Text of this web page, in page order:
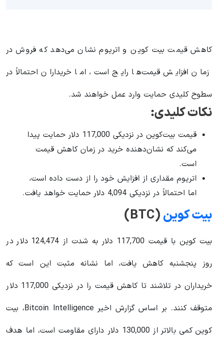
کاهش قیمت بیت‌ کوین و اتریوم نشان می‌دهد که فروش در
زمان افزایش قیمت‌ها رایج است، اما خریداران احتمالاً در
سطوح کلیدی حمایت وارد عمل خواهند شد.
نکات کلیدی:
قیمت بیت‌کوین در نزدیکی 117,000 دلار حمایت پیدا
می‌کند که نشان‌دهنده خرید در زمان کاهش قیمت
است.
اتریوم مقداری از افزایش خود را از دست داده است،
اما احتمالاً در نزدیکی 4,094 دلار حمایت خواهد یافت.
بیت ‌کوین(
BTC
)
بیت‌ کوین با قیمت 117,700 دلار به شدت از 124,474 دلار در
روز پنجشنبه کاهش یافت، اما نشانه مثبت این است که
خریداران در تلاشند تا کاهش قیمت را در نزدیکی 117,000 دلار
متوقف کنند. بر اساس گزارش اخیر Bitcoin Intelligence، بیت
کوین کمی بالاتر از 130,000 دلار دارای مقاومت است، اما هدف